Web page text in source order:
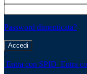
Password dimenticata?
-
Entra con SPID Entra